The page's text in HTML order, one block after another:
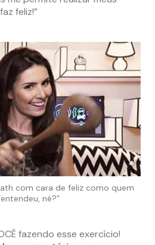
feliz!”
com cara de feliz como quem
né?”
fazendo esse exercício!